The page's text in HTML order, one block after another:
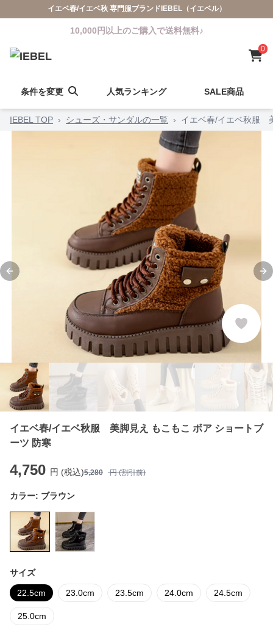
イエベ春/イエベ秋 専門服ブランドIEBEL（イエベル）
10,000円以上のご購入で送料無料♪
0
条件を変更 人気ランキング SALE商品
IEBEL TOP › シューズ・サンダルの一覧 › イエベ春/イエベ秋服
Previous slide
イエベ春/イエベ秋服 美脚見え もこもこ ボア ショートブ
ーツ 防寒
4,750 円 (税込)5,280 円 (割引前)
カラー: ブラウン
サイズ
22.5cm 23.0cm 23.5cm 24.0cm 24.5cm
25.0cm